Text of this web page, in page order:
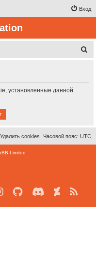
Вход
с
установленные данной
Часовой пояс: UTC
Удалить cookies
Limited